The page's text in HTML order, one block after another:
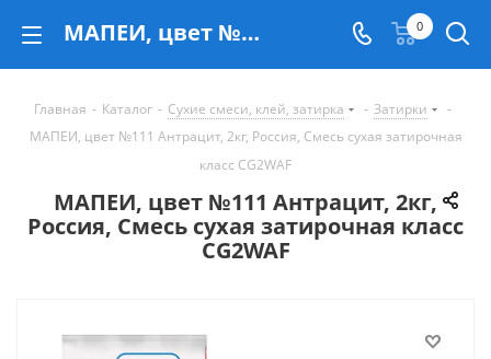
МАПЕИ, цвет №111 Антрацит, 2кг, Россия, Смесь сухая затирочная класс CG2WAF - купить в Екатеринбурге 0
Главная - Каталог - Сухие смеси, клей, затирка - Затирки
-
МАПЕИ, цвет №111 Антрацит, 2кг, Россия, Смесь сухая затирочная
класс CG2WAF
МАПЕИ, цвет №111 Антрацит, 2кг,
Россия, Смесь сухая затирочная класс
CG2WAF